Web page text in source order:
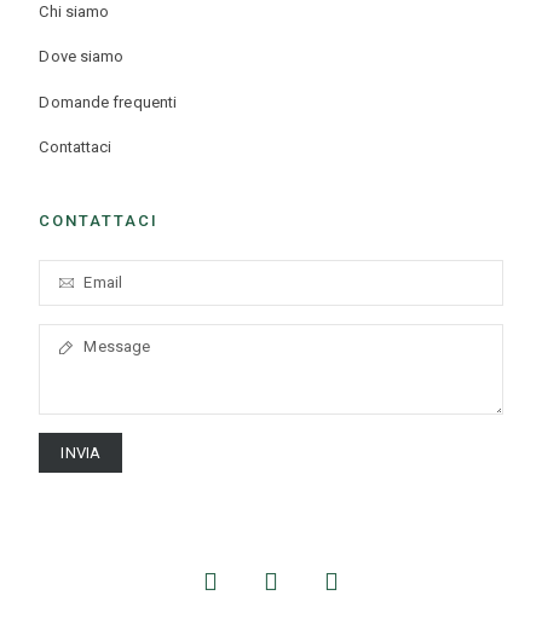
Chi siamo
Dove siamo
Domande frequenti
Contattaci
CONTATTACI
INVIA